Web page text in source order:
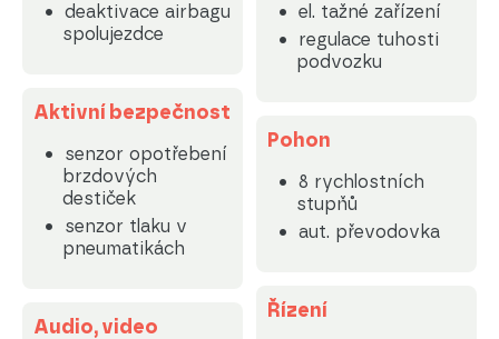
deaktivace airbagu
spolujezdce
Aktivní bezpečnost
senzor opotřebení
brzdových
destiček
senzor tlaku v
pneumatikách
Audio, video
el. tažné zařízení
regulace tuhosti
podvozku
Pohon
8 rychlostních
stupňů
aut. převodovka
Řízení